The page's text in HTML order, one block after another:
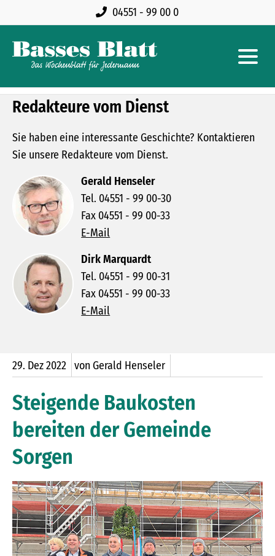
04551 - 99 00 0
Redakteure vom Dienst
Sie haben eine interessante Geschichte? Kontaktieren
Sie unsere Redakteure vom Dienst.
Gerald Henseler
Tel. 04551 - 99 00-30
Fax 04551 - 99 00-33
E-Mail
Dirk Marquardt
Tel. 04551 - 99 00-31
Fax 04551 - 99 00-33
E-Mail
29. Dez2022 von Gerald Henseler
Steigende Baukosten
bereiten der Gemeinde
Sorgen